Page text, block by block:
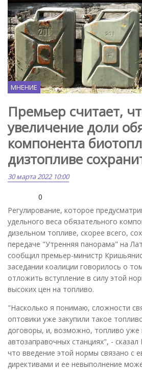
МНЕНИЕ
Премьер считает,
увеличение доли
компонента
дизтопливе
30 марта 2022 10:00
0
Регулирование, которое
удельного веса обязательного
дизельном топливе, скорее всего,
передаче "Утренняя панорама" на
сообщил премьер-министр
заседании коалиции говорилось о
отложить вступление в силу этой
высоких цен на топливо.
"Насколько я понимаю, сложности
оптовики уже закупили такое
договоры, и, возможно, топливо уже
автозаправочных станциях", -
что введение этой нормы связано с
директивами и ее невыполнение